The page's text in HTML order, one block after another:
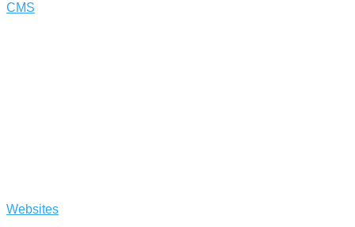
CMS
Websites